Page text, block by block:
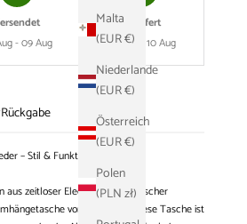
Malta
(EUR €)
Niederlande
(EUR €)
Österreich
(EUR €)
Polen
(PLN zł)
- 09 Aug
Geliefert
09 Aug - 10 Aug
Rückgabe
– Stil & Funktion vereint
aus zeitloser Eleganz und praktischer
von Adel Bags. Diese Tasche ist